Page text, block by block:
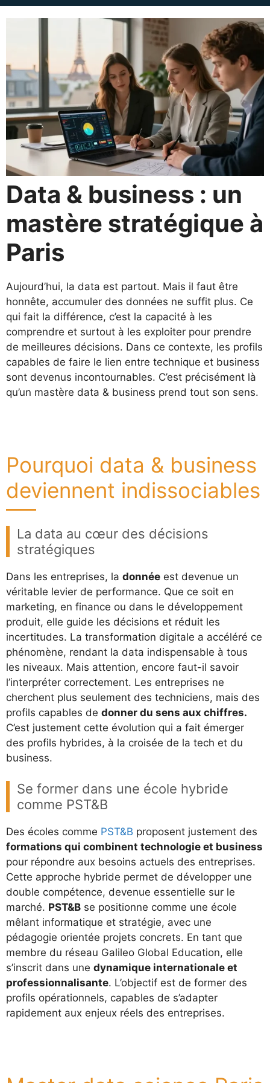
Data & business : un
mastère stratégique à
Paris
Aujourd’hui, la data est partout. Mais il faut être
honnête, accumuler des données ne suffit plus. Ce
qui fait la différence, c’est la capacité à les
comprendre et surtout à les exploiter pour prendre
de meilleures décisions. Dans ce contexte, les profils
capables de faire le lien entre technique et business
sont devenus incontournables. C’est précisément là
qu’un mastère data & business prend tout son sens.
Pourquoi data & business
deviennent indissociables
La data au cœur des décisions
stratégiques
Dans les entreprises, la donnée est devenue un
véritable levier de performance. Que ce soit en
marketing, en finance ou dans le développement
produit, elle guide les décisions et réduit les
incertitudes. La transformation digitale a accéléré ce
phénomène, rendant la data indispensable à tous
les niveaux. Mais attention, encore faut-il savoir
l’interpréter correctement. Les entreprises ne
cherchent plus seulement des techniciens, mais des
profils capables de donner du sens aux chiffres.
C’est justement cette évolution qui a fait émerger
des profils hybrides, à la croisée de la tech et du
business.
Se former dans une école hybride
comme PST&B
Des écoles comme PST&B proposent justement des
formations qui combinent technologie et business
pour répondre aux besoins actuels des entreprises.
Cette approche hybride permet de développer une
double compétence, devenue essentielle sur le
marché. PST&B se positionne comme une école
mêlant informatique et stratégie, avec une
pédagogie orientée projets concrets. En tant que
membre du réseau Galileo Global Education, elle
s’inscrit dans une dynamique internationale et
professionnalisante. L’objectif est de former des
profils opérationnels, capables de s’adapter
rapidement aux enjeux réels des entreprises.